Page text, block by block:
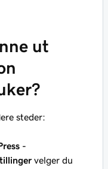
ut
steder:
-
velger du